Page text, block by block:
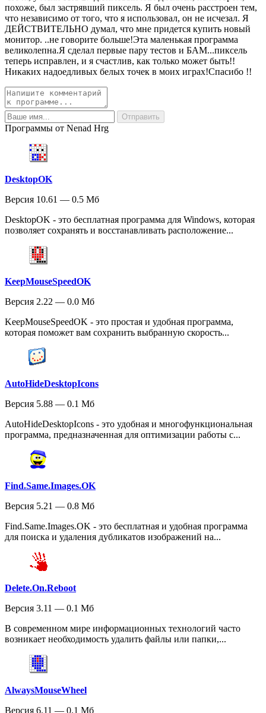
похоже, был застрявший пиксель. Я был очень расстроен тем,
что независимо от того, что я использовал, он не исчезал. Я
ДЕЙСТВИТЕЛЬНО думал, что мне придется купить новый
монитор. ..не говорите больше!Эта маленькая программа
великолепна.Я сделал первые пару тестов и БАМ...пиксель
теперь исправлен, и я счастлив, как только может быть!!
Никаких надоедливых белых точек в моих играх!Спасибо !!
Программы от Nenad Hrg
DesktopOK
Версия 10.61 — 0.5 Мб
DesktopOK - это бесплатная программа для Windows, которая
позволяет сохранять и восстанавливать расположение...
KeepMouseSpeedOK
Версия 2.22 — 0.0 Мб
KeepMouseSpeedOK - это простая и удобная программа,
которая поможет вам сохранить выбранную скорость...
AutoHideDesktopIcons
Версия 5.88 — 0.1 Мб
AutoHideDesktopIcons - это удобная и многофункциональная
программа, предназначенная для оптимизации работы с...
Find.Same.Images.OK
Версия 5.21 — 0.8 Мб
Find.Same.Images.OK - это бесплатная и удобная программа
для поиска и удаления дубликатов изображений на...
Delete.On.Reboot
Версия 3.11 — 0.1 Мб
В современном мире информационных технологий часто
возникает необходимость удалить файлы или папки,...
AlwaysMouseWheel
Версия 6.11 — 0.1 Мб